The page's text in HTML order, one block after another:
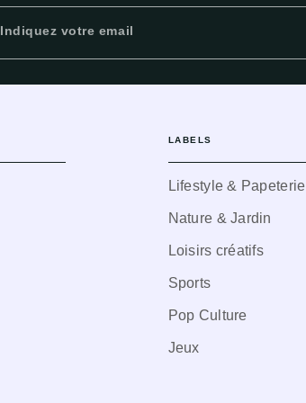
Indiquez votre email
LABELS
Lifestyle & Papeterie
Nature & Jardin
Loisirs créatifs
Sports
Pop Culture
Jeux